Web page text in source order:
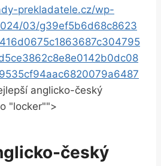
prekladatele.cz/wp-
03/g39ef5b6d68c8623
anglicko-český
"locker"">
český